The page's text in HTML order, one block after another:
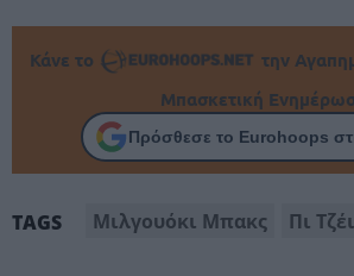
Κάνε το
την
Μπασκετική
Πρόσθεσε το Eurohoops
TAGS Μιλγουόκι Μπακς Πι